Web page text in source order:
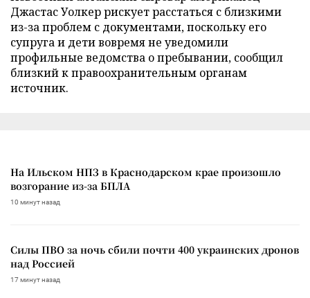
Джастас Уолкер рискует расстаться с близкими
из-за проблем с документами, поскольку его
супруга и дети вовремя не уведомили
профильные ведомства о пребывании, сообщил
близкий к правоохранительным органам
источник.
На Ильском НПЗ в Краснодарском крае произошло
возгорание из-за БПЛА
10 минут назад
Силы ПВО за ночь сбили почти 400 украинских дронов
над Россией
17 минут назад